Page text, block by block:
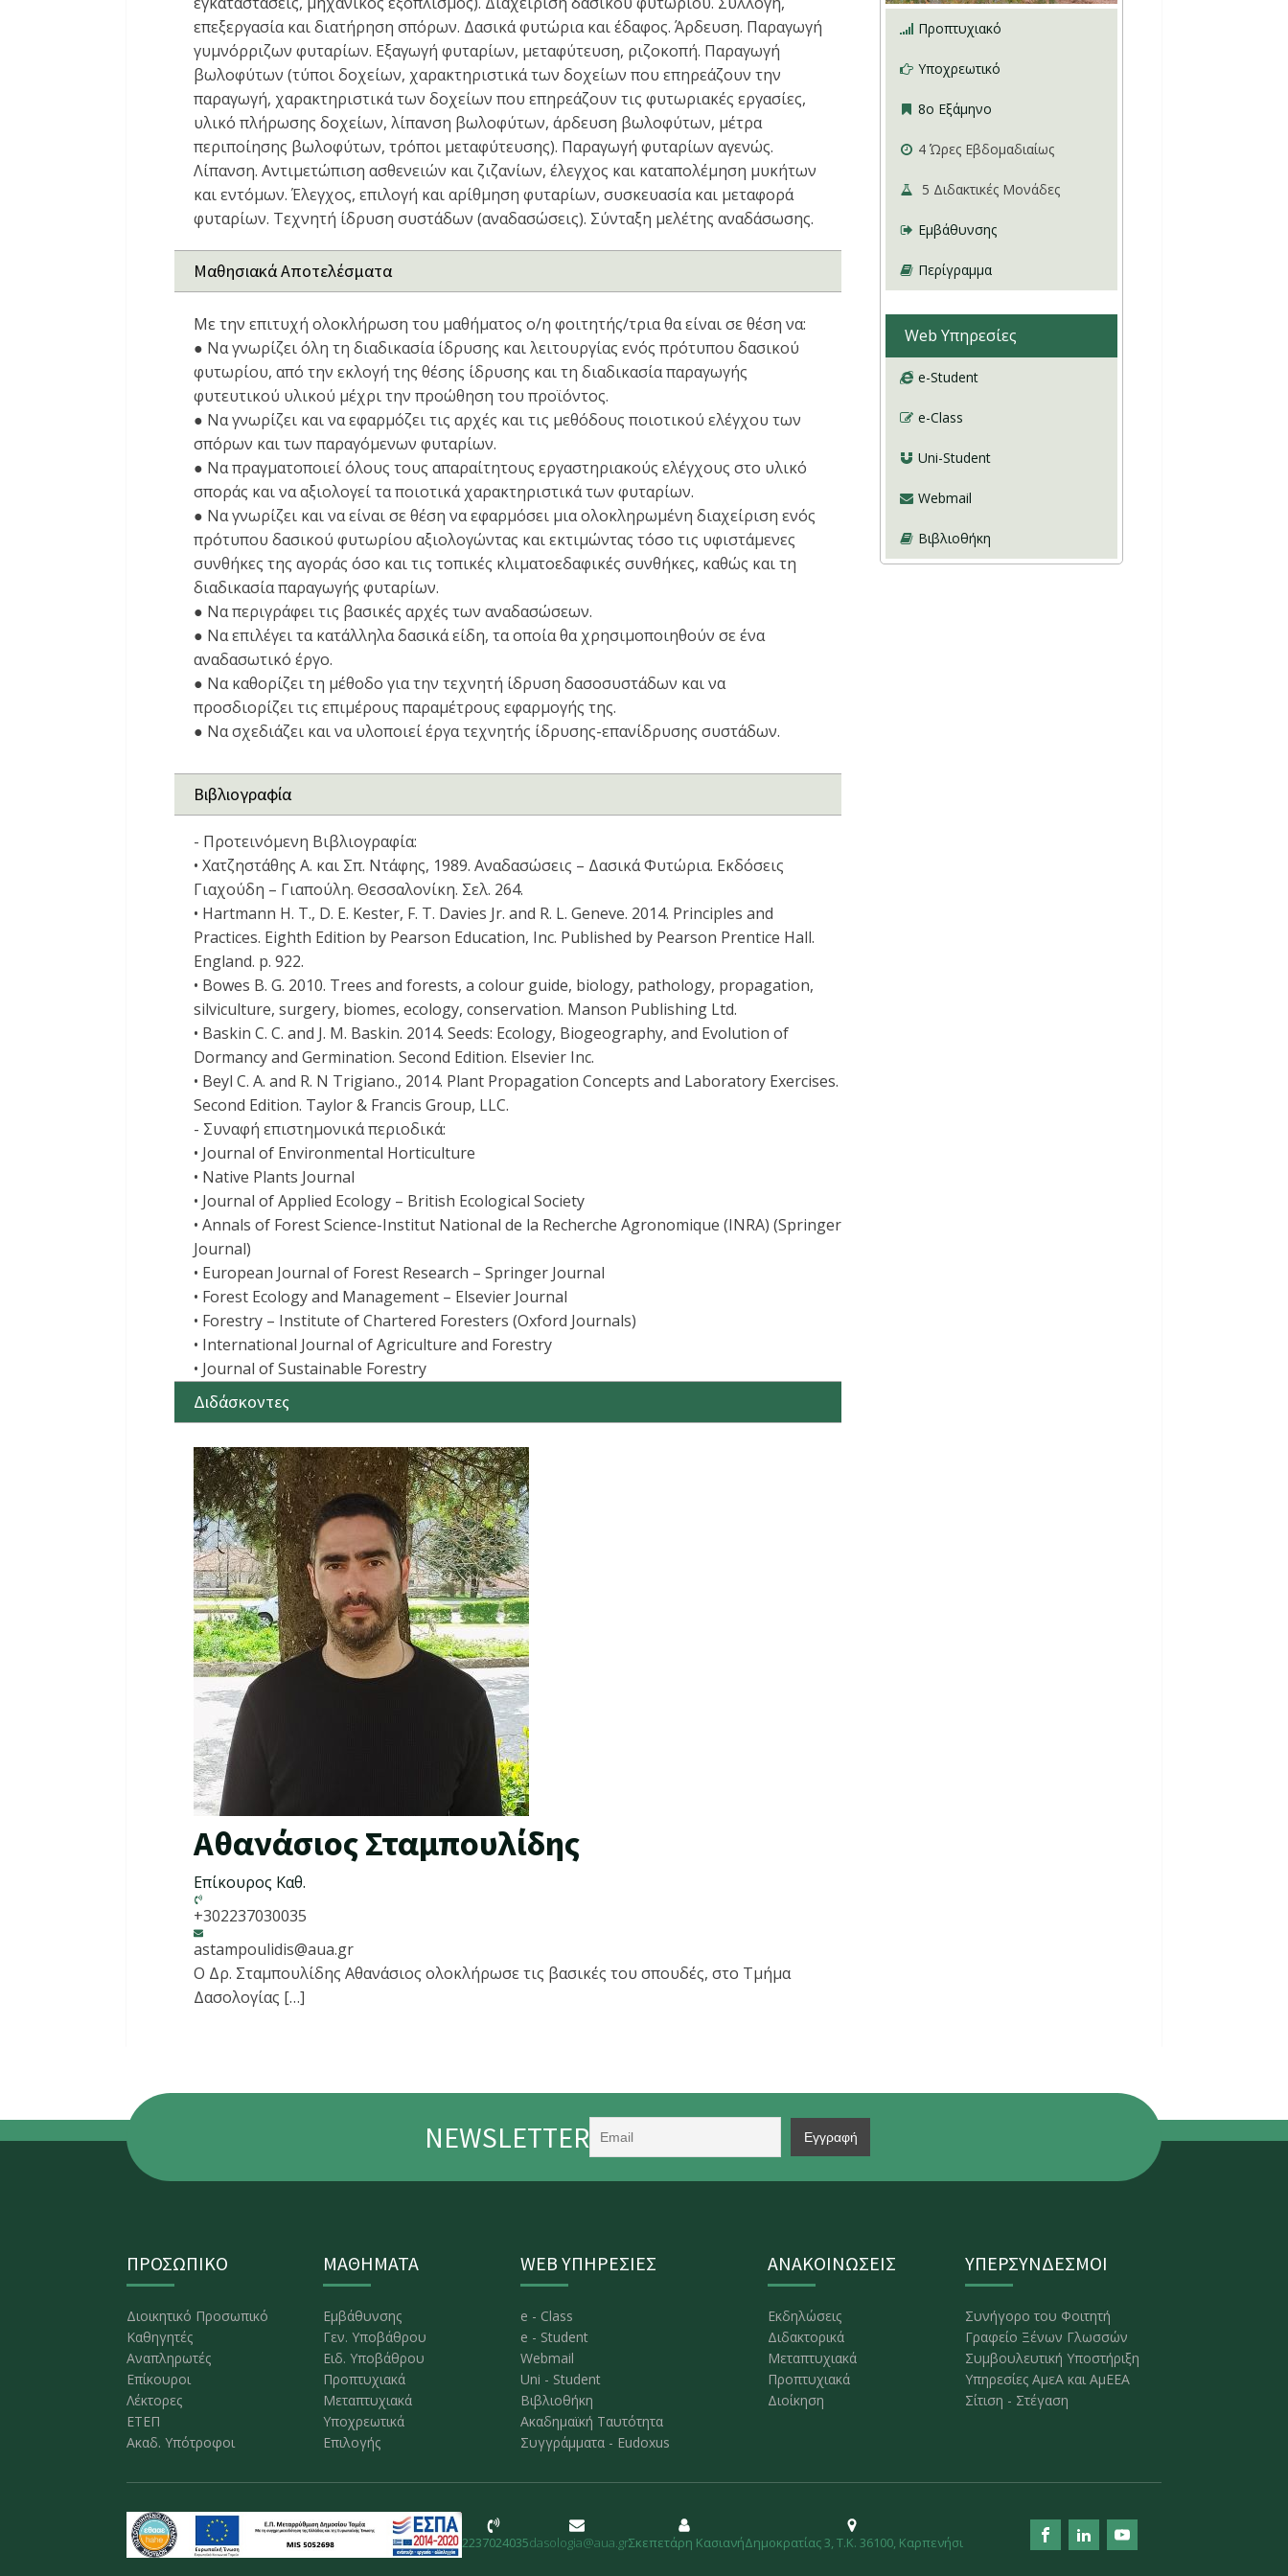
επεξεργασία και διατήρηση σπόρων. Δασικά φυτώρια και έδαφος. Άρδευση. Παραγωγή
γυμνόρριζων φυταρίων. Εξαγωγή φυταρίων, μεταφύτευση, ριζοκοπή. Παραγωγή
βωλοφύτων (τύποι δοχείων, χαρακτηριστικά των δοχείων που επηρεάζουν την
παραγωγή, χαρακτηριστικά των δοχείων που επηρεάζουν τις φυτωριακές εργασίες,
υλικό πλήρωσης δοχείων, λίπανση βωλοφύτων, άρδευση βωλοφύτων, μέτρα
περιποίησης βωλοφύτων, τρόποι μεταφύτευσης). Παραγωγή φυταρίων αγενώς.
Λίπανση. Αντιμετώπιση ασθενειών και ζιζανίων, έλεγχος και καταπολέμηση μυκήτων
και εντόμων. Έλεγχος, επιλογή και αρίθμηση φυταρίων, συσκευασία και μεταφορά
φυταρίων. Τεχνητή ίδρυση συστάδων (αναδασώσεις). Σύνταξη μελέτης αναδάσωσης.
Μαθησιακά Αποτελέσματα
Με την επιτυχή ολοκλήρωση του μαθήματος ο/η φοιτητής/τρια θα είναι σε θέση να:
● Να γνωρίζει όλη τη διαδικασία ίδρυσης και λειτουργίας ενός πρότυπου δασικού
φυτωρίου, από την εκλογή της θέσης ίδρυσης και τη διαδικασία παραγωγής
φυτευτικού υλικού μέχρι την προώθηση του προϊόντος.
● Να γνωρίζει και να εφαρμόζει τις αρχές και τις μεθόδους ποιοτικού ελέγχου των
σπόρων και των παραγόμενων φυταρίων.
● Να πραγματοποιεί όλους τους απαραίτητους εργαστηριακούς ελέγχους στο υλικό
σποράς και να αξιολογεί τα ποιοτικά χαρακτηριστικά των φυταρίων.
● Να γνωρίζει και να είναι σε θέση να εφαρμόσει μια ολοκληρωμένη διαχείριση ενός
πρότυπου δασικού φυτωρίου αξιολογώντας και εκτιμώντας τόσο τις υφιστάμενες
συνθήκες της αγοράς όσο και τις τοπικές κλιματοεδαφικές συνθήκες, καθώς και τη
διαδικασία παραγωγής φυταρίων.
● Να περιγράφει τις βασικές αρχές των αναδασώσεων.
● Να επιλέγει τα κατάλληλα δασικά είδη, τα οποία θα χρησιμοποιηθούν σε ένα
αναδασωτικό έργο.
● Να καθορίζει τη μέθοδο για την τεχνητή ίδρυση δασοσυστάδων και να
προσδιορίζει τις επιμέρους παραμέτρους εφαρμογής της.
● Να σχεδιάζει και να υλοποιεί έργα τεχνητής ίδρυσης-επανίδρυσης συστάδων.
Βιβλιογραφία
- Προτεινόμενη Βιβλιογραφία:
• Χατζηστάθης Α. και Σπ. Ντάφης, 1989. Αναδασώσεις – Δασικά Φυτώρια. Εκδόσεις
Γιαχούδη – Γιαπούλη. Θεσσαλονίκη. Σελ. 264.
• Hartmann H. T., D. E. Kester, F. T. Davies Jr. and R. L. Geneve. 2014. Principles and
Practices. Eighth Edition by Pearson Education, Inc. Published by Pearson Prentice Hall.
England. p. 922.
• Bowes B. G. 2010. Trees and forests, a colour guide, biology, pathology, propagation,
silviculture, surgery, biomes, ecology, conservation. Manson Publishing Ltd.
• Baskin C. C. and J. M. Baskin. 2014. Seeds: Ecology, Biogeography, and Evolution of
Dormancy and Germination. Second Edition. Elsevier Inc.
• Beyl C. A. and R. N Trigiano., 2014. Plant Propagation Concepts and Laboratory Exercises.
Second Edition. Taylor & Francis Group, LLC.
- Συναφή επιστημονικά περιοδικά:
• Journal of Environmental Horticulture
• Native Plants Journal
• Journal of Applied Ecology – British Ecological Society
• Annals of Forest Science-Institut National de la Recherche Agronomique (INRA) (Springer
Journal)
• European Journal of Forest Research – Springer Journal
• Forest Ecology and Management – Elsevier Journal
• Forestry – Institute of Chartered Foresters (Oxford Journals)
• International Journal of Agriculture and Forestry
• Journal of Sustainable Forestry
Διδάσκοντες
Αθανάσιος Σταμπουλίδης
Επίκουρος Καθ.
+302237030035
astampoulidis@aua.gr
Ο Δρ. Σταμπουλίδης Αθανάσιος ολοκλήρωσε τις βασικές του σπουδές, στο Τμήμα
Δασολογίας […]
Προπτυχιακό
Υποχρεωτικό
8ο Εξάμηνο
4 Ώρες Εβδομαδιαίως
5 Διδακτικές Μονάδες
Εμβάθυνσης
Περίγραμμα
Web Υπηρεσίες
e-Student
e-Class
Uni-Student
Webmail
Βιβλιοθήκη
NEWSLETTER
ΠΡΟΣΩΠΙΚΟ
Διοικητικό Προσωπικό
Καθηγητές
Αναπληρωτές
Επίκουροι
Λέκτορες
ΕΤΕΠ
Ακαδ. Υπότροφοι
ΜΑΘΗΜΑΤΑ
Εμβάθυνσης
Γεν. Υποβάθρου
Ειδ. Υποβάθρου
Προπτυχιακά
Μεταπτυχιακά
Υποχρεωτικά
Επιλογής
WEB ΥΠΗΡΕΣΙΕΣ
e - Class
e - Student
Webmail
Uni - Student
Βιβλιοθήκη
Ακαδημαϊκή Ταυτότητα
Συγγράμματα - Eudoxus
ΑΝΑΚΟΙΝΩΣΕΙΣ
Εκδηλώσεις
Διδακτορικά
Μεταπτυχιακά
Προπτυχιακά
Διοίκηση
ΥΠΕΡΣΥΝΔΕΣΜΟΙ
Συνήγορο του Φοιτητή
Γραφείο Ξένων Γλωσσών
Συμβουλευτική Υποστήριξη
Υπηρεσίες ΑμεΑ και ΑμΕΕΑ
Σίτιση - Στέγαση
2237024035dasologia@aua.grΣκεπετάρη ΚασιανήΔημοκρατίας 3, Τ.Κ. 36100, Kαρπενήσι